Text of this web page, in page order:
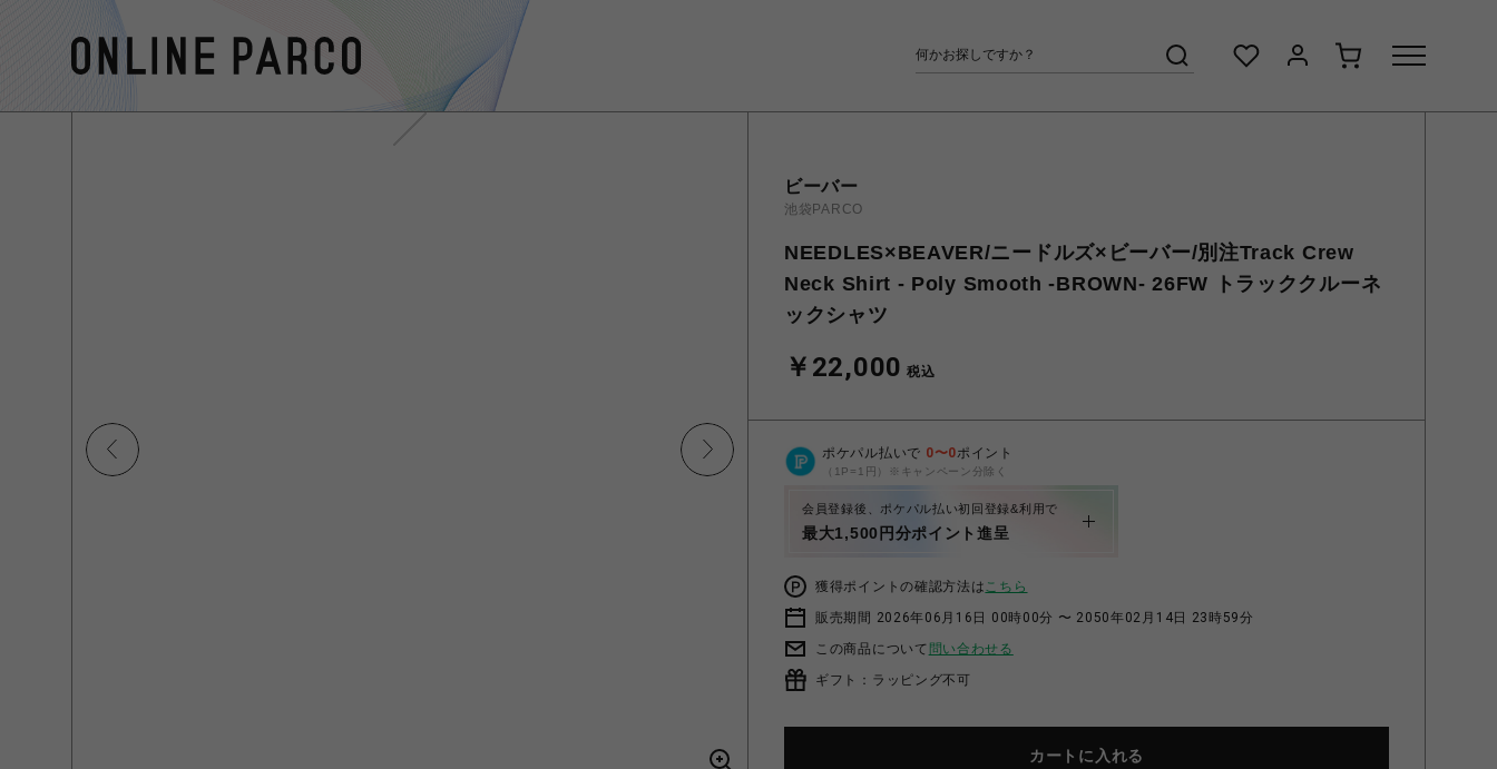
ビーバー
池袋PARCO
NEEDLES×BEAVER/ニードルズ×ビーバー/別注Track Crew
Neck Shirt - Poly Smooth -BROWN- 26FW トラッククルーネ
ックシャツ
￥22,000 税込
ポケパル払いで 0〜0ポイント
（1P=1円）※キャンペーン分除く
会員登録後、ポケパル払い初回登録&利用で
最大1,500円分ポイント進呈
獲得ポイントの確認方法はこちら
販売期間 2026年06月16日 00時00分 〜 2050年02月14日 23時59分
この商品について 問い合わせる
ギフト：ラッピング不可
カートに入れる